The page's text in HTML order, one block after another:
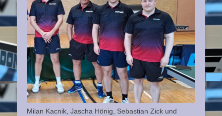
Milan Kacnik, Jascha Hönig, Sebastian Zick und